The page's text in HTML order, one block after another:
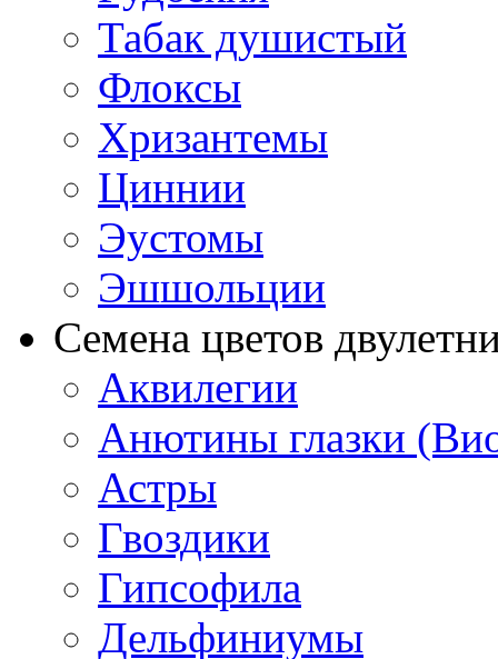
Табак душистый
Флоксы
Хризантемы
Циннии
Эустомы
Эшшольции
Семена цветов
Аквилегии
Анютины глазки
Астры
Гвоздики
Гипсофила
Дельфиниумы